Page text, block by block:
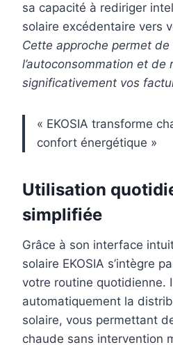
sa capacité à rediriger
solaire excédentaire vers
Cette approche permet de
l’autoconsommation et de
significativement vos
« EKOSIA transforme
confort énergétique »
Utilisation
simplifiée
Grâce à son interface
solaire EKOSIA s’intègre
votre routine quotidienne.
automatiquement la
solaire, vous permettant
chaude sans intervention